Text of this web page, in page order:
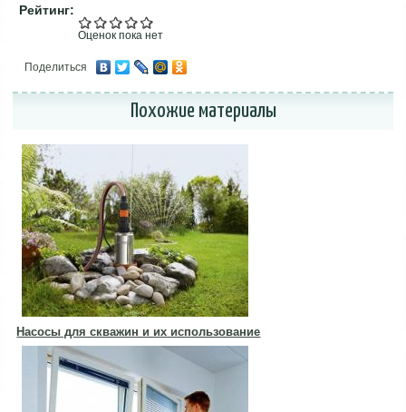
Рейтинг:
Оценок пока нет
Поделиться
Похожие материалы
Насосы для скважин и их использование